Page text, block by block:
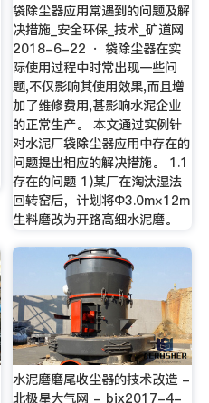
袋除尘器应用常遇到的问题及解
决措施_安全环保_技术_矿道网
2018-6-22 · 袋除尘器在实
际使用过程中时常出现一些问
题,不仅影响其使用效果,而且增
加了维修费用,甚影响水泥企业
的正常生产。 本文通过实例针
对水泥厂袋除尘器应用中存在的
问题提出相应的解决措施。 1.1
存在的问题 1)某厂在淘汰湿法
回转窑后，计划将Φ3.0m×12m
生料磨改为开路高细水泥磨。
水泥磨磨尾收尘器的技术改造 -
北极星大气网 - bjx2017-4-